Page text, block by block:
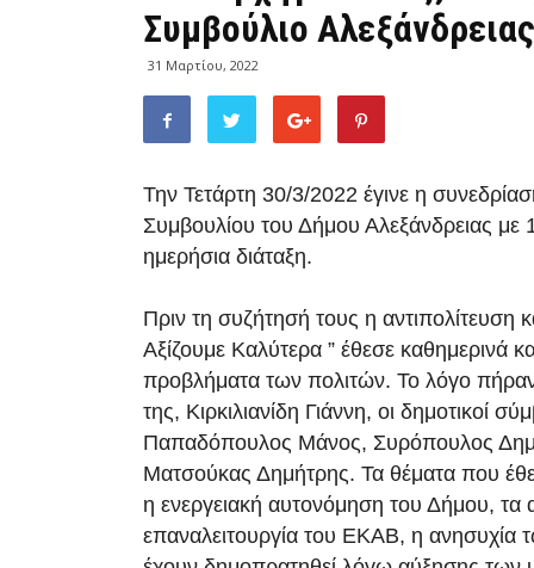
Συμβούλιο Αλεξάνδρειας
31 Μαρτίου, 2022
Την Τετάρτη 30/3/2022 έγινε η
Συμβουλίου του Δήμου Αλεξάνδρειας με
ημερήσια διάταξη.
Πριν τη συζήτησή τους η αντιπολίτευση
Αξίζουμε Καλύτερα ” έθεσε καθημερινά
προβλήματα των πολιτών. Το λόγο
της, Κιρκιλιανίδη Γιάννη, οι δημοτικοί
Παπαδόπουλος Μάνος, Συρόπουλος
Ματσούκας Δημήτρης. Τα θέματα που
η ενεργειακή αυτονόμηση του Δήμου, τα
επαναλειτουργία του ΕΚΑΒ, η ανησυχία